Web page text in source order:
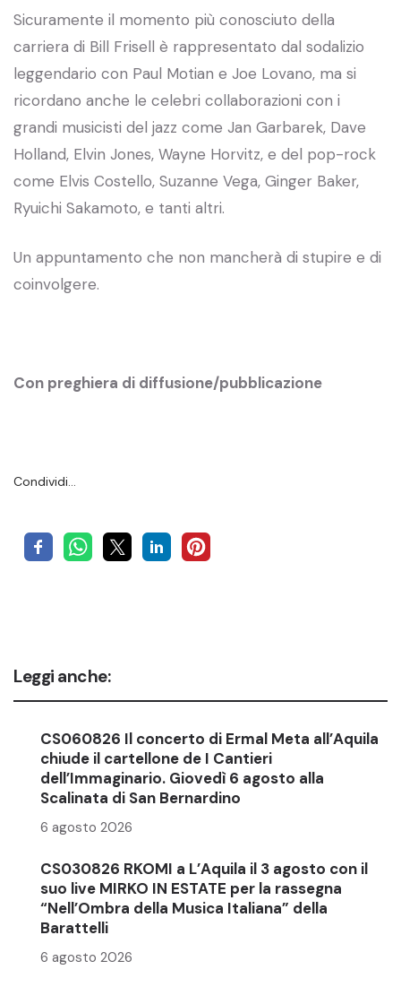
Sicuramente il momento più conosciuto della
carriera di Bill Frisell è rappresentato dal sodalizio
leggendario con Paul Motian e Joe Lovano, ma si
ricordano anche le celebri collaborazioni con i
grandi musicisti del jazz come Jan Garbarek, Dave
Holland, Elvin Jones, Wayne Horvitz, e del pop-rock
come Elvis Costello, Suzanne Vega, Ginger Baker,
Ryuichi Sakamoto, e tanti altri.
Un appuntamento che non mancherà di stupire e di
coinvolgere.
Con preghiera di diffusione/pubblicazione
Condividi…
Leggi anche:
CS060826 Il concerto di Ermal Meta all’Aquila
chiude il cartellone de I Cantieri
dell’Immaginario. Giovedì 6 agosto alla
Scalinata di San Bernardino
6 agosto 2026
CS030826 RKOMI a L’Aquila il 3 agosto con il
suo live MIRKO IN ESTATE per la rassegna
“Nell’Ombra della Musica Italiana” della
Barattelli
6 agosto 2026